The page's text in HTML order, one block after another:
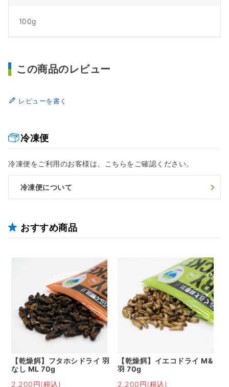
冷凍便
冷凍便をご利用のお客様は、こちらをご確認ください。
冷凍便について
おすすめ商品
【乾燥餌】フタホシドライ 羽
なし ML 70g
2,200円(税込)
【乾燥餌】イエコドライ M&
羽 70g
2,200円(税込)
100g
この商品のレビュー
レビューを書く